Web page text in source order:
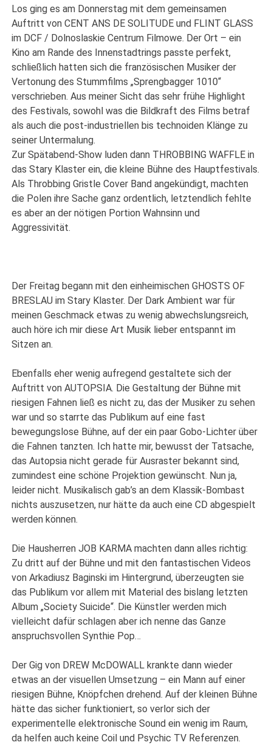
Los ging es am Donnerstag mit dem gemeinsamen
Auftritt von CENT ANS DE SOLITUDE und FLINT GLASS
im DCF / Dolnoslaskie Centrum Filmowe. Der Ort – ein
Kino am Rande des Innenstadtrings passte perfekt,
schließlich hatten sich die französischen Musiker der
Vertonung des Stummfilms „Sprengbagger 1010“
verschrieben. Aus meiner Sicht das sehr frühe Highlight
des Festivals, sowohl was die Bildkraft des Films betraf
als auch die post-industriellen bis technoiden Klänge zu
seiner Untermalung.
Zur Spätabend-Show luden dann THROBBING WAFFLE in
das Stary Klaster ein, die kleine Bühne des Hauptfestivals.
Als Throbbing Gristle Cover Band angekündigt, machten
die Polen ihre Sache ganz ordentlich, letztendlich fehlte
es aber an der nötigen Portion Wahnsinn und
Aggressivität.
Der Freitag begann mit den einheimischen GHOSTS OF
BRESLAU im Stary Klaster. Der Dark Ambient war für
meinen Geschmack etwas zu wenig abwechslungsreich,
auch höre ich mir diese Art Musik lieber entspannt im
Sitzen an.
Ebenfalls eher wenig aufregend gestaltete sich der
Auftritt von AUTOPSIA. Die Gestaltung der Bühne mit
riesigen Fahnen ließ es nicht zu, das der Musiker zu sehen
war und so starrte das Publikum auf eine fast
bewegungslose Bühne, auf der ein paar Gobo-Lichter über
die Fahnen tanzten. Ich hatte mir, bewusst der Tatsache,
das Autopsia nicht gerade für Ausraster bekannt sind,
zumindest eine schöne Projektion gewünscht. Nun ja,
leider nicht. Musikalisch gab’s an dem Klassik-Bombast
nichts auszusetzen, nur hätte da auch eine CD abgespielt
werden können.
Die Hausherren JOB KARMA machten dann alles richtig:
Zu dritt auf der Bühne und mit den fantastischen Videos
von Arkadiusz Baginski im Hintergrund, überzeugten sie
das Publikum vor allem mit Material des bislang letzten
Album „Society Suicide“. Die Künstler werden mich
vielleicht dafür schlagen aber ich nenne das Ganze
anspruchsvollen Synthie Pop…
Der Gig von DREW McDOWALL krankte dann wieder
etwas an der visuellen Umsetzung – ein Mann auf einer
riesigen Bühne, Knöpfchen drehend. Auf der kleinen Bühne
hätte das sicher funktioniert, so verlor sich der
experimentelle elektronische Sound ein wenig im Raum,
da helfen auch keine Coil und Psychic TV Referenzen.